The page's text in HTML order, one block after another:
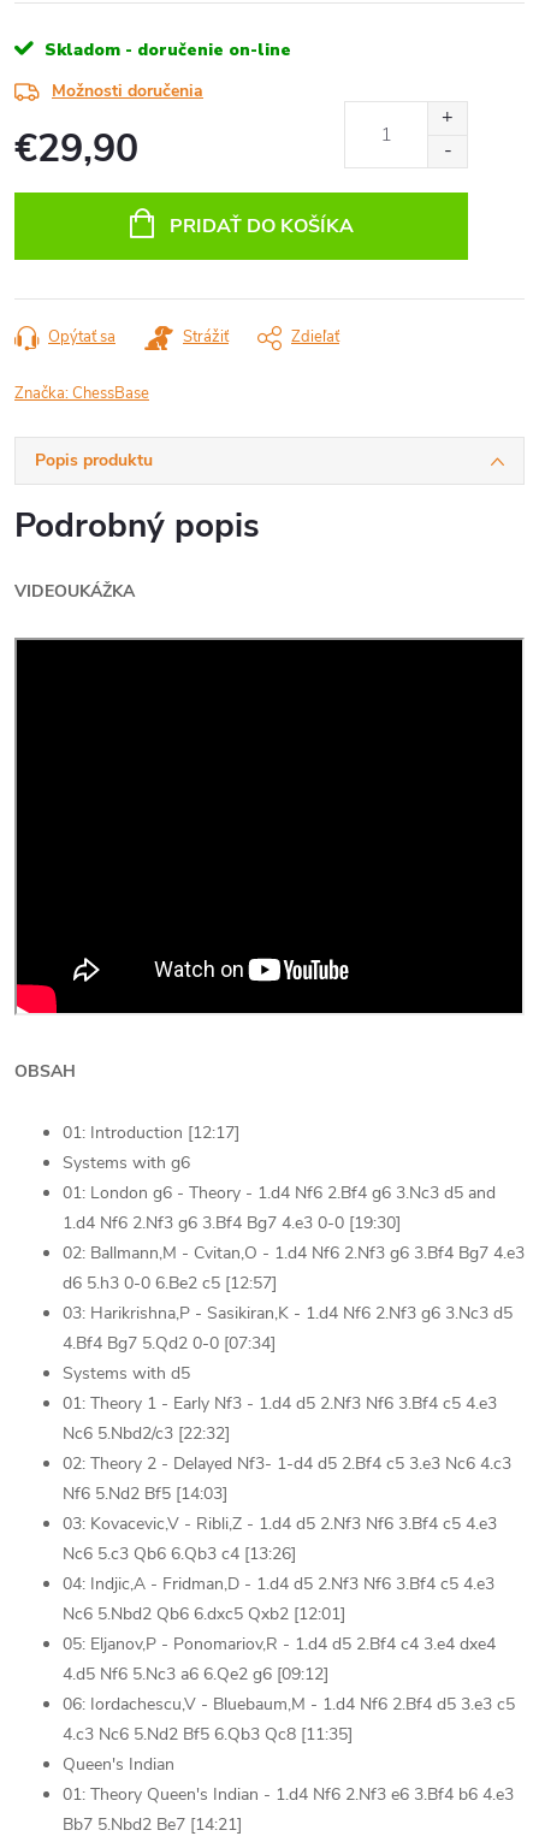
Skladom - doručenie on-line
Možnosti doručenia
€29,90
PRIDAŤ DO KOŠÍKA
Opýtať sa Strážiť Zdieľať
Značka:ChessBase
Popis produktu
Podrobný popis
VIDEOUKÁŽKA
OBSAH
01: Introduction [12:17]
Systems with g6
01: London g6 - Theory - 1.d4 Nf6 2.Bf4 g6 3.Nc3 d5 and
1.d4 Nf6 2.Nf3 g6 3.Bf4 Bg7 4.e3 0-0 [19:30]
02: Ballmann,M - Cvitan,O - 1.d4 Nf6 2.Nf3 g6 3.Bf4 Bg7 4.e3
d6 5.h3 0-0 6.Be2 c5 [12:57]
03: Harikrishna,P - Sasikiran,K - 1.d4 Nf6 2.Nf3 g6 3.Nc3 d5
4.Bf4 Bg7 5.Qd2 0-0 [07:34]
Systems with d5
01: Theory 1 - Early Nf3 - 1.d4 d5 2.Nf3 Nf6 3.Bf4 c5 4.e3
Nc6 5.Nbd2/c3 [22:32]
02: Theory 2 - Delayed Nf3- 1-d4 d5 2.Bf4 c5 3.e3 Nc6 4.c3
Nf6 5.Nd2 Bf5 [14:03]
03: Kovacevic,V - Ribli,Z - 1.d4 d5 2.Nf3 Nf6 3.Bf4 c5 4.e3
Nc6 5.c3 Qb6 6.Qb3 c4 [13:26]
04: Indjic,A - Fridman,D - 1.d4 d5 2.Nf3 Nf6 3.Bf4 c5 4.e3
Nc6 5.Nbd2 Qb6 6.dxc5 Qxb2 [12:01]
05: Eljanov,P - Ponomariov,R - 1.d4 d5 2.Bf4 c4 3.e4 dxe4
4.d5 Nf6 5.Nc3 a6 6.Qe2 g6 [09:12]
06: Iordachescu,V - Bluebaum,M - 1.d4 Nf6 2.Bf4 d5 3.e3 c5
4.c3 Nc6 5.Nd2 Bf5 6.Qb3 Qc8 [11:35]
Queen's Indian
01: Theory Queen's Indian - 1.d4 Nf6 2.Nf3 e6 3.Bf4 b6 4.e3
Bb7 5.Nbd2 Be7 [14:21]